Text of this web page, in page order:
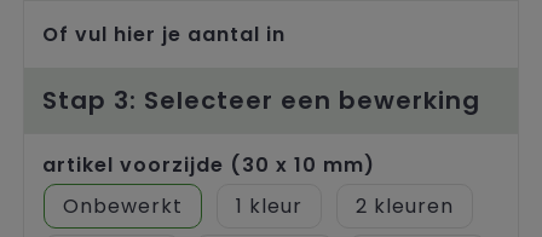
Of vul hier je aantal in
Stap 3: Selecteer een bewerking
artikel voorzijde (30 x 10 mm)
Onbewerkt
1
2